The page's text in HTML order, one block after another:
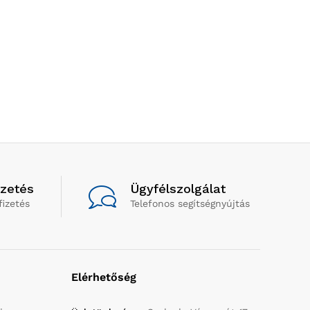
Ügyfélszolgálat
Telefonos segítségnyújtás
Elérhetőség